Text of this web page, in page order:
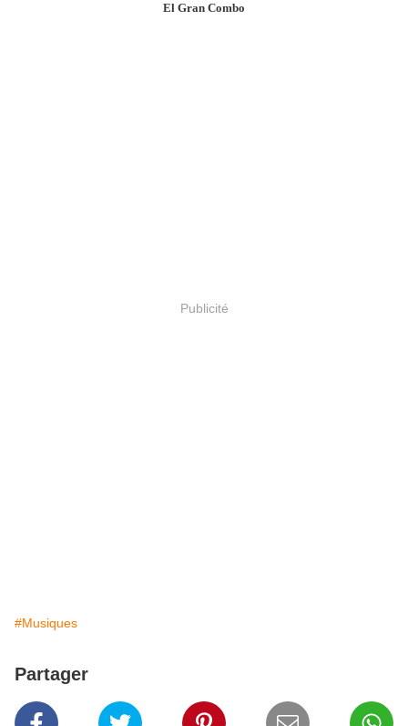
El Gran Combo
Publicité
#Musiques
Partager